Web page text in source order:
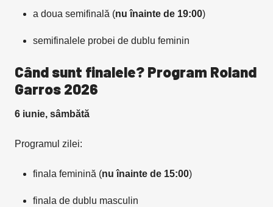
a doua semifinală (nu înainte de 19:00)
semifinalele probei de dublu feminin
Când sunt finalele? Program Roland
Garros 2026
6 iunie, sâmbătă
Programul zilei:
finala feminină (nu înainte de 15:00)
finala de dublu masculin